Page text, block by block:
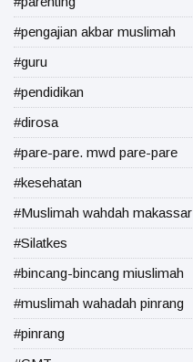
#pengajian akbar muslimah
#guru
#pendidikan
#dirosa
#pare-pare. mwd pare-pare
#kesehatan
#Muslimah wahdah makassar
#Silatkes
#bincang-bincang miuslimah
#muslimah wahadah pinrang
#pinrang